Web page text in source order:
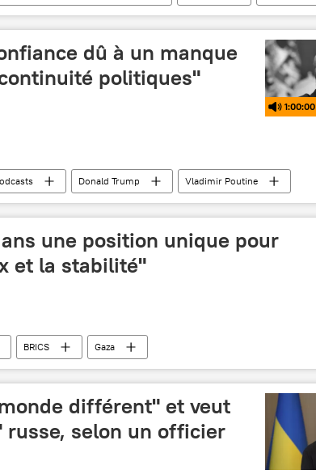
dû à un manque
politiques"
1:00:00
Donald Trump
Vladimir Poutine
une position unique pour
et la stabilité"
BRICS Gaza
différent" et veut
selon un officier